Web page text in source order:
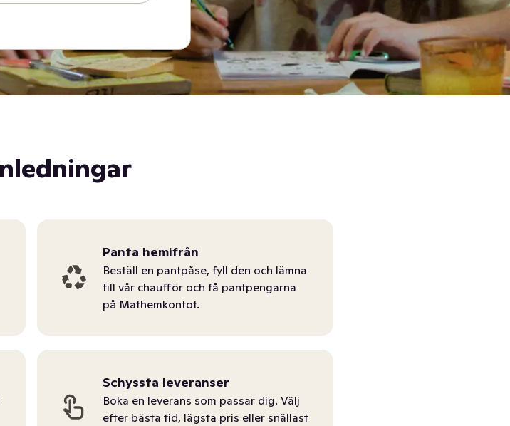
Panta hemifrån
Beställ en pantpåse, fyll den och lämna
till vår chaufför och få pantpengarna
på Mathemkontot.
Schyssta leveranser
Boka en leverans som passar dig. Välj
efter bästa tid, lägsta pris eller snällast